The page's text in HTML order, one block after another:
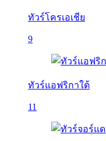
ทัวร์โครเอเชีย
9
ทัวร์แอฟริกาใต้
11